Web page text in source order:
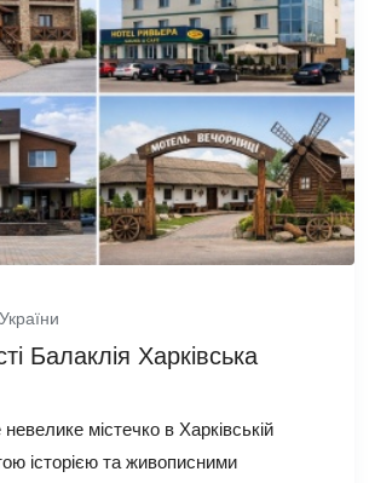
Балаклія Харківська
містечко в Харківській
історією та живописними